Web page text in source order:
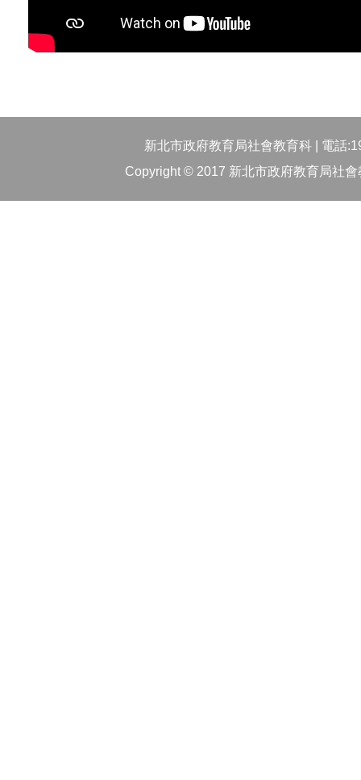
新北市政府教育局社會教育科 | 電話
Copyright © 2017 新北市政府教育局社